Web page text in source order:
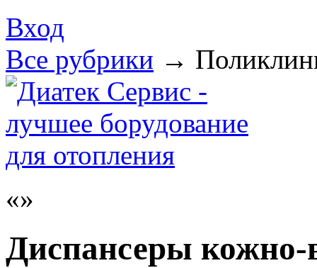
Вход
Все рубрики →
Диспансеры кожно-